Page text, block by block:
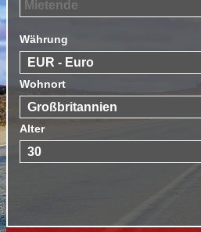
Währung
Wohnort
Alter